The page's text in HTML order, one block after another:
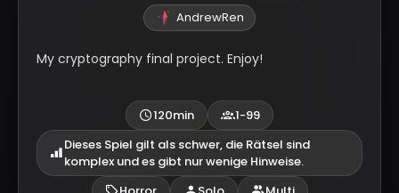
AndrewRen
My cryptography final project. Enjoy!
120min
1-99
Dieses Spiel gilt als schwer, die Rätsel sind
komplex und es gibt nur wenige Hinweise.